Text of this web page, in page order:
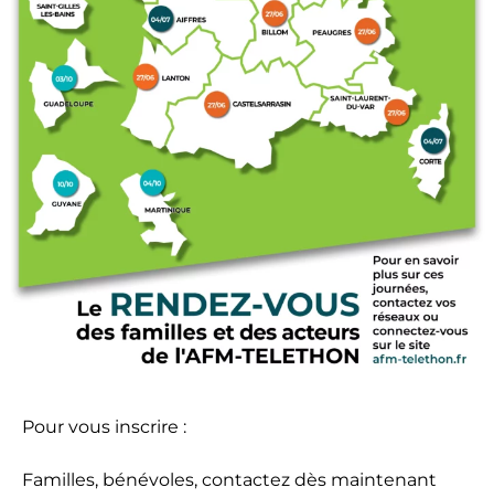
Pour vous inscrire :
Familles, bénévoles, contactez dès maintenant